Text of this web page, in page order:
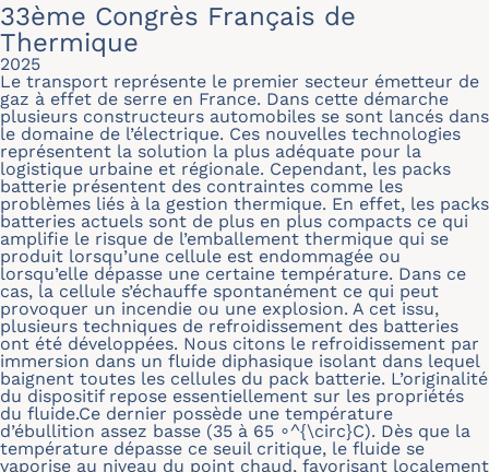
33ème Congrès Français de
Thermique
2025
Le transport représente le premier secteur émetteur de
gaz à effet de serre en France. Dans cette démarche
plusieurs constructeurs automobiles se sont lancés dans
le domaine de l’électrique. Ces nouvelles technologies
représentent la solution la plus adéquate pour la
logistique urbaine et régionale. Cependant, les packs
batterie présentent des contraintes comme les
problèmes liés à la gestion thermique. En effet, les packs
batteries actuels sont de plus en plus compacts ce qui
amplifie le risque de l’emballement thermique qui se
produit lorsqu’une cellule est endommagée ou
lorsqu’elle dépasse une certaine température. Dans ce
cas, la cellule s’échauffe spontanément ce qui peut
provoquer un incendie ou une explosion. A cet issu,
plusieurs techniques de refroidissement des batteries
ont été développées. Nous citons le refroidissement par
immersion dans un fluide diphasique isolant dans lequel
baignent toutes les cellules du pack batterie. L’originalité
du dispositif repose essentiellement sur les propriétés
du fluide.Ce dernier possède une température
d’ébullition assez basse (35 à 65 ∘^{\circ}C). Dès que la
température dépasse ce seuil critique, le fluide se
vaporise au niveau du point chaud, favorisant localement